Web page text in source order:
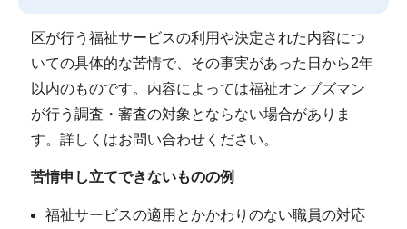
区が行う福祉サービスの利用や決定された内容につ
いての具体的な苦情で、その事実があった日から2年
以内のものです。内容によっては福祉オンブズマン
が行う調査・審査の対象とならない場合がありま
す。詳しくはお問い合わせください。
苦情申し立てできないものの例
福祉サービスの適用とかかわりのない職員の対応